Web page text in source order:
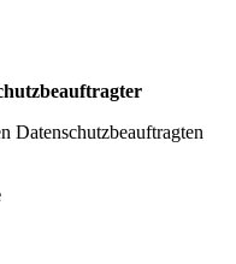
Datenschutzbeauftragten